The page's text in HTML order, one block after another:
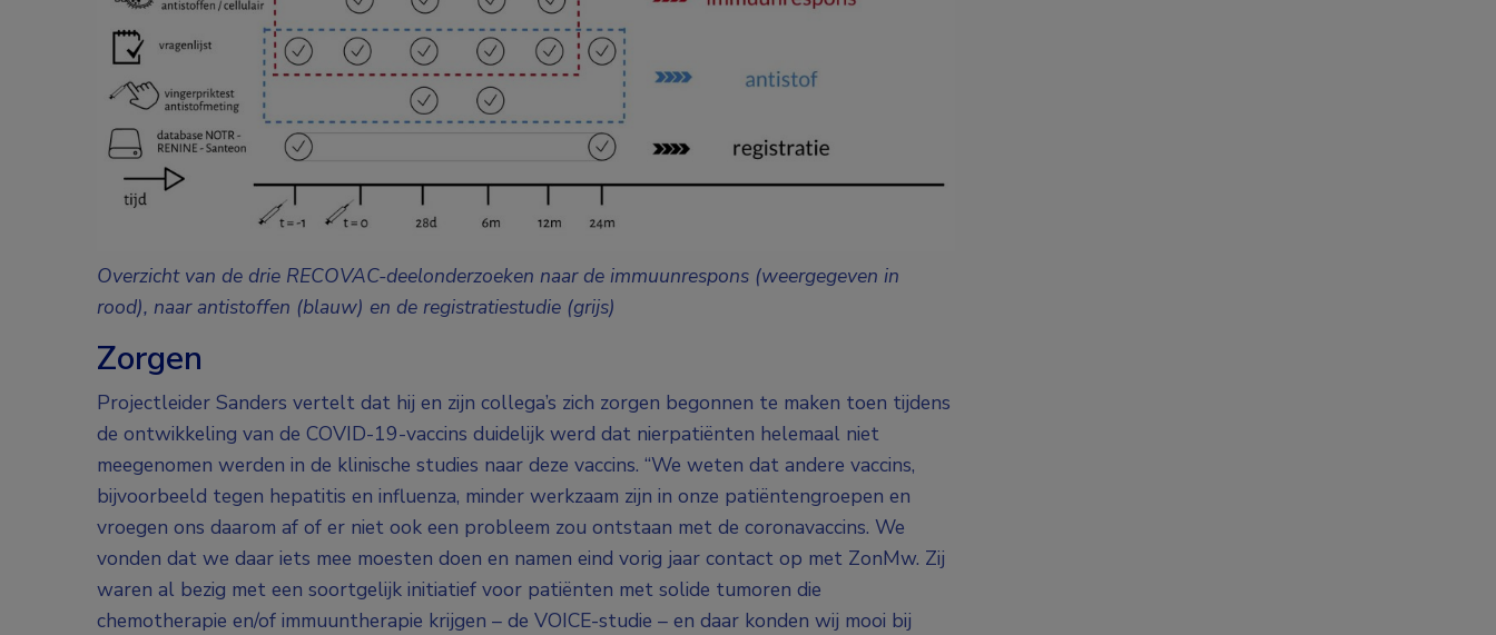
Overzicht van de drie RECOVAC-deelonderzoeken naar de immuunrespons (weergegeven in
rood), naar antistoffen (blauw) en de registratiestudie (grijs)
Zorgen
Projectleider Sanders vertelt dat hij en zijn collega’s zich zorgen begonnen te maken toen tijdens
de ontwikkeling van de COVID-19-vaccins duidelijk werd dat nierpatiënten helemaal niet
meegenomen werden in de klinische studies naar deze vaccins. “We weten dat andere vaccins,
bijvoorbeeld tegen hepatitis en influenza, minder werkzaam zijn in onze patiëntengroepen en
vroegen ons daarom af of er niet ook een probleem zou ontstaan met de coronavaccins. We
vonden dat we daar iets mee moesten doen en namen eind vorig jaar contact op met ZonMw. Zij
waren al bezig met een soortgelijk initiatief voor patiënten met solide tumoren die
chemotherapie en/of immuuntherapie krijgen – de VOICE-studie – en daar konden wij mooi bij